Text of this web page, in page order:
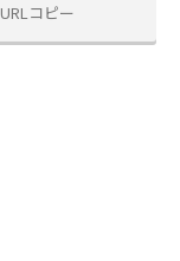
URLコピー